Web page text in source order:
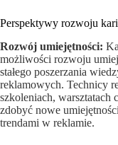
Perspektywy rozwoju
Rozwój umiejętności:
możliwości rozwoju
stałego poszerzania
reklamowych. Technicy
szkoleniach, warsztatach
zdobyć nowe
trendami w reklamie.